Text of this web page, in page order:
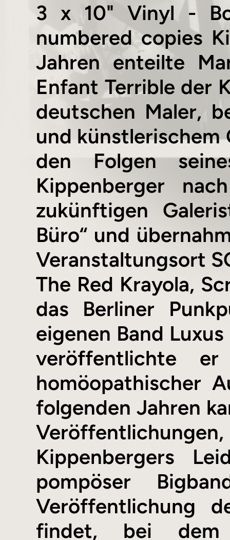
3 x 10" Vinyl -
numbered copies
Jahren enteilte
Enfant Terrible der
deutschen Maler,
und künstlerischem
den Folgen
Kippenberger
zukünftigen
Büro“ und
Veranstaltungsort
The Red Krayola,
das Berliner
eigenen Band
veröffentlichte
homöopathischer
folgenden Jahren
Kippenbergers
pompöser
Veröffentlichung
findet, bei dem